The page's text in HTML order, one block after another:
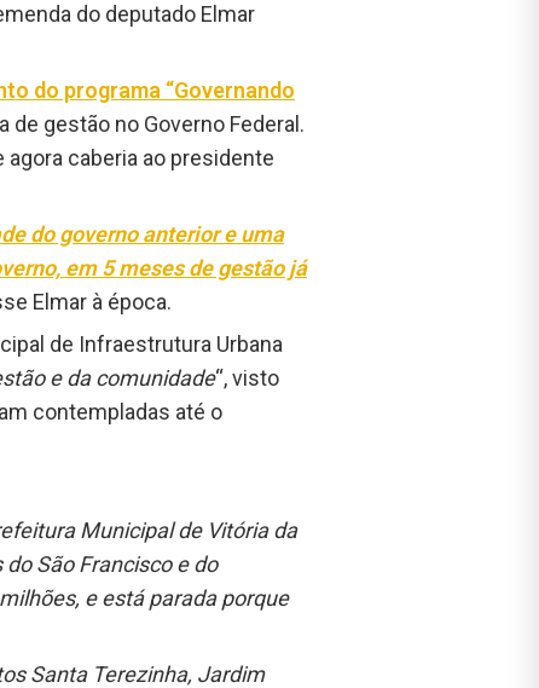
do deputado Elmar
do programa “Governando
de gestão no Governo Federal.
caberia ao presidente
do governo anterior e uma
em 5 meses de gestão já
Elmar à época.
de Infraestrutura Urbana
e da comunidade“, visto
contempladas até o
Municipal de Vitória da
São Francisco e do
e está parada porque
Santa Terezinha, Jardim